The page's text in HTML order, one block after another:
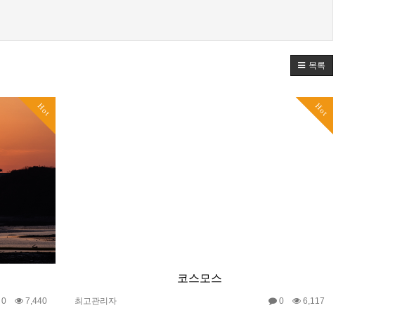
목록
Hot
0 7,440
Hot
코스모스
최고관리자 0 6,117